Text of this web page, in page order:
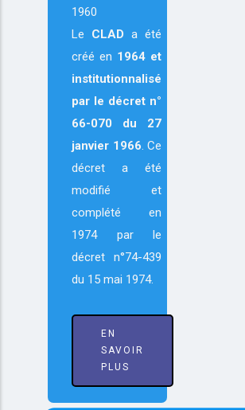
1960
Le CLAD a été
créé en 1964 et
institutionnalisé
par le décret n°
66-070 du 27
janvier 1966. Ce
décret a été
modifié et
complété en
1974 par le
décret n°74-439
du 15 mai 1974.
EN
SAVOIR
PLUS